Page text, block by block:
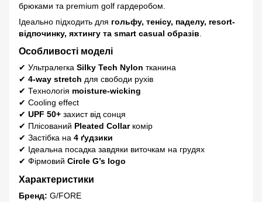
брюками та premium golf гардеробом.
Ідеально підходить для гольфу, тенісу, паделу, resort-
відпочинку, яхтингу та smart casual образів
Особливості моделі
✔ Ультралегка Silky Tech Nylon тканина
✔ 4-way stretch для свободи рухів
✔ Технологія moisture-wicking
✔ Cooling effect
✔ UPF 50+ захист від сонця
✔ Плісований Pleated Collarкомір
✔ Застібка на 4 ґудзики
✔ Ідеальна посадка завдяки виточкам на грудях
✔ Фірмовий Circle G’s logo
Характеристики
Бренд: G/FORE